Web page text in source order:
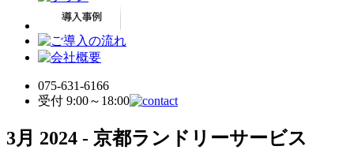
075-631-6166
受付 9:00～18:00
3月 2024 - 京都ランドリーサービス